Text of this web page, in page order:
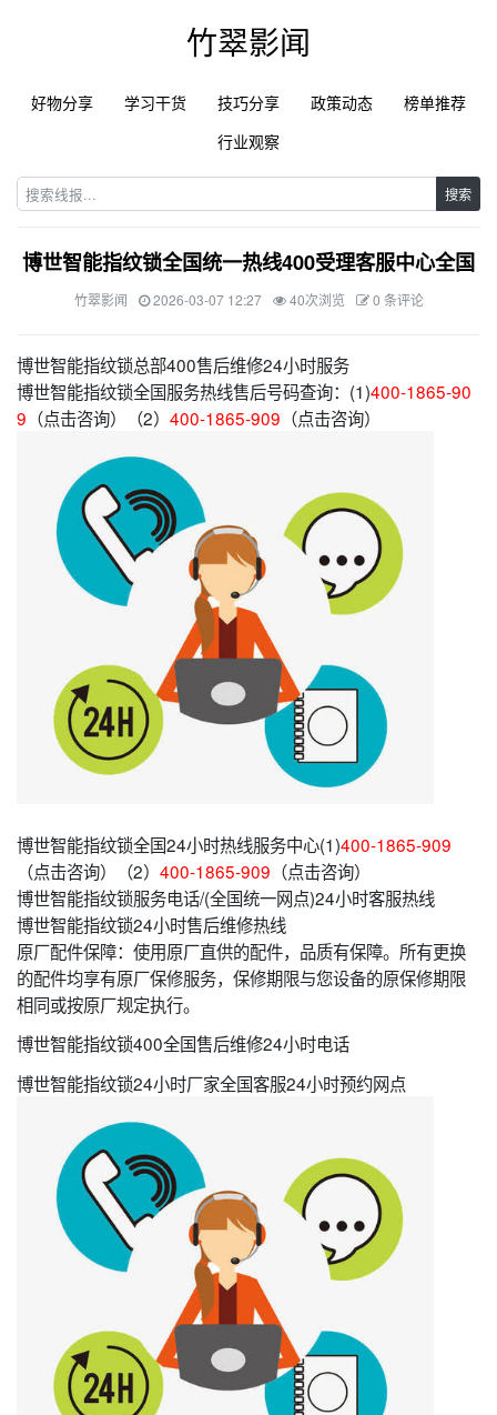
竹翠影闻
好物分享 学习干货 技巧分享 政策动态
榜单推荐
行业观察
搜索
博世智能指纹锁全国统一热线400受理客服中心全国
竹翠影闻 2026-03-07 12:27 40次浏览 0 条评论
博世智能指纹锁总部400售后维修24小时服务
博世智能指纹锁全国服务热线售后号码查询：(1)400-1865-90
9 （点击咨询）（2） 400-1865-909 （点击咨询）
博世智能指纹锁全国24小时热线服务中心(1)400-1865-909
（点击咨询）（2） 400-1865-909 （点击咨询）
博世智能指纹锁服务电话/(全国统一网点)24小时客服热线
博世智能指纹锁24小时售后维修热线
原厂配件保障：使用原厂直供的配件，品质有保障。所有更换
的配件均享有原厂保修服务，保修期限与您设备的原保修期限
相同或按原厂规定执行。
博世智能指纹锁400全国售后维修24小时电话
博世智能指纹锁24小时厂家全国客服24小时预约网点